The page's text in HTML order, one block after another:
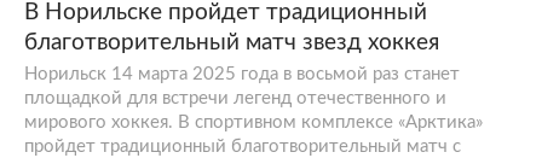
В Норильске пройдет традиционный
благотворительный матч звезд хоккея
Норильск 14 марта 2025 года в восьмой раз станет
площадкой для встречи легенд отечественного и
мирового хоккея. В спортивном комплексе «Арктика»
пройдет традиционный благотворительный матч с